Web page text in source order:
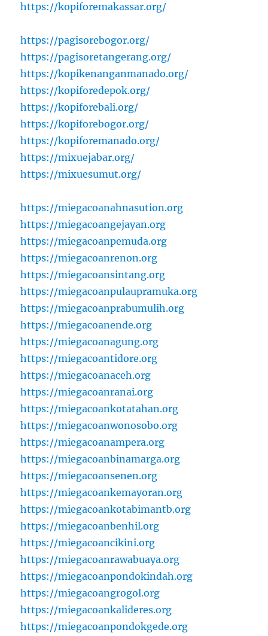
https://kopiforemakassar.org/
https://pagisorebogor.org/
https://pagisoretangerang.org/
https://kopikenanganmanado.org/
https://kopiforedepok.org/
https://kopiforebali.org/
https://kopiforebogor.org/
https://kopiforemanado.org/
https://mixuejabar.org/
https://mixuesumut.org/
https://miegacoanahnasution.org
https://miegacoangejayan.org
https://miegacoanpemuda.org
https://miegacoanrenon.org
https://miegacoansintang.org
https://miegacoanpulaupramuka.org
https://miegacoanprabumulih.org
https://miegacoanende.org
https://miegacoanagung.org
https://miegacoantidore.org
https://miegacoanaceh.org
https://miegacoanranai.org
https://miegacoankotatahan.org
https://miegacoanwonosobo.org
https://miegacoanampera.org
https://miegacoanbinamarga.org
https://miegacoansenen.org
https://miegacoankemayoran.org
https://miegacoankotabimantb.org
https://miegacoanbenhil.org
https://miegacoancikini.org
https://miegacoanrawabuaya.org
https://miegacoanpondokindah.org
https://miegacoangrogol.org
https://miegacoankalideres.org
https://miegacoanpondokgede.org